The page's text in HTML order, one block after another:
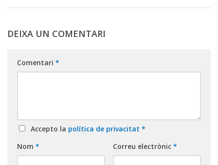
DEIXA UN COMENTARI
Comentari *
Accepto la política de privacitat *
Nom * Correu electrònic *